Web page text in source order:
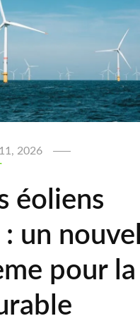
2026
éoliens
un
pour la